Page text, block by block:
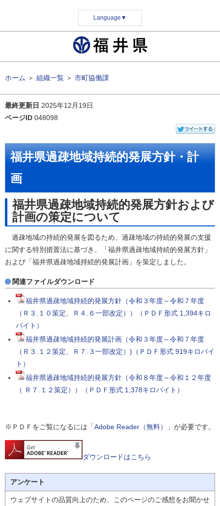
Language ▼
ホーム ＞ 組織一覧 ＞ 市町協働課
最終更新日 2025年12月19日
ページID 048098
福井県過疎地域持続的発展方針・計
画
福井県過疎地域持続的発展方針および
計画の策定について
過疎地域の持続的発展を図るため、過疎地域の持続的発展の支援
に関する特別措置法に基づき、「福井県過疎地域持続的発展方針」
および「福井県過疎地域持続的発展計画」を策定しました。
関連ファイルダウンロード
福井県過疎地域持続的発展方針（令和３年度～令和７年度
（Ｒ３.１０策定、Ｒ４.６一部改定））（ＰＤＦ形式 1,394キロ
バイト）
福井県過疎地域持続的発展計画（令和３年度～令和７年度
（Ｒ３.１２策定、Ｒ７.３一部改定）)（ＰＤＦ形式 919キロバイ
ト）
福井県過疎地域持続的発展方針（令和８年度～令和１２年度
（ Ｒ７.１２策定））（ＰＤＦ形式 1,378キロバイト）
※ＰＤＦをご覧になるには「Adobe Reader（無料） 」が必要です。
ダウンロードはこちら
アンケート
ウェブサイトの品質向上のため、このページのご感想をお聞かせ